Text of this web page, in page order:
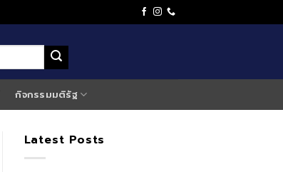
กิจกรรมมติรัฐ
Latest Posts